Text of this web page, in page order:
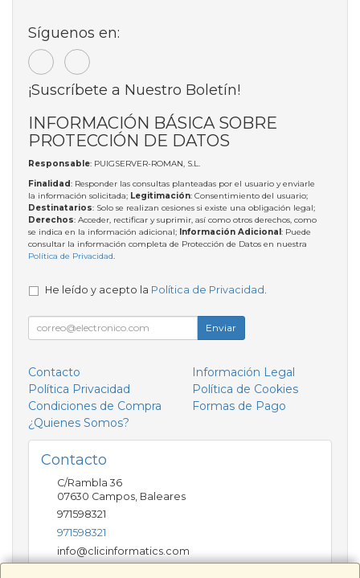
Síguenos en:
¡Suscríbete a Nuestro Boletín!
INFORMACIÓN BÁSICA SOBRE
PROTECCIÓN DE DATOS
Responsable: PUIGSERVER-ROMAN, S.L.
Finalidad: Responder las consultas planteadas por el usuario y enviarle
la información solicitada; Legitimación: Consentimiento del usuario;
Destinatarios: Solo se realizan cesiones si existe una obligación legal;
Derechos: Acceder, rectificar y suprimir, así como otros derechos, como
se indica en la información adicional; Información Adicional: Puede
consultar la información completa de Protección de Datos en nuestra
Política de Privacidad.
He leído y acepto la Política de Privacidad
Enviar
Contacto
Información Legal
Política Privacidad
Política de Cookies
Condiciones de Compra
Formas de Pago
¿Quienes Somos?
Contacto
C/Rambla 36
07630 Campos Baleares
971598321
971598321
info@clicinformatics.com